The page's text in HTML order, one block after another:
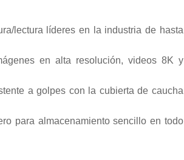
lectura líderes en la industria de hasta
en alta resolución, videos 8K y
a golpes con la cubierta de caucha
para almacenamiento sencillo en todo